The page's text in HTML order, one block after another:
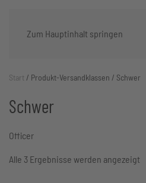
Zum Hauptinhalt springen
Start / Produkt-Versandklassen / Schwer
Schwer
Officer
Alle 3 Ergebnisse werden angezeigt